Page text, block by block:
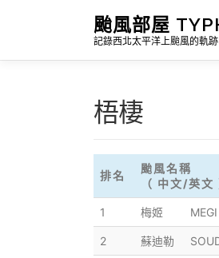
要
颱風部屋
記錄西北太平洋上颱風的軌
梧棲
排名
颱風名稱
（ 中文/英文
1 梅姬 MEGI
2 蘇迪勒